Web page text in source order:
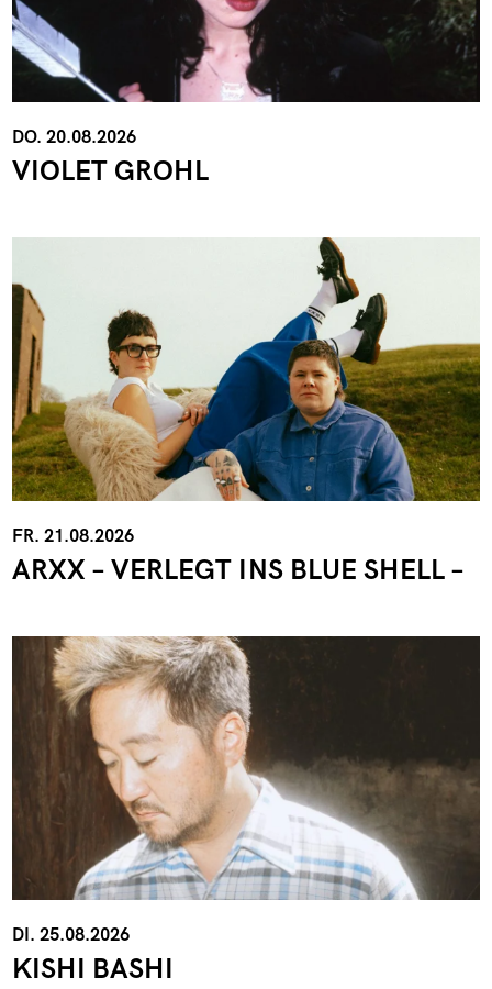
DO. 20.08.2026
VIOLET GROHL
FR. 21.08.2026
ARXX – VERLEGT INS BLUE SHELL –
DI. 25.08.2026
KISHI BASHI